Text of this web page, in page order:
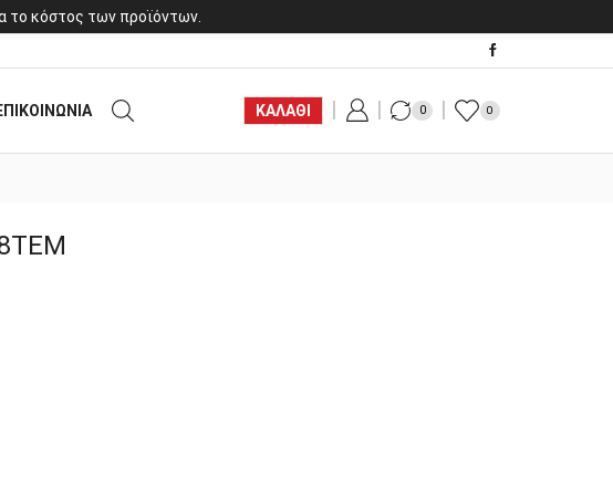
το κόστος των προϊόντων.
ΚΑΛΑΘΙ 0 0